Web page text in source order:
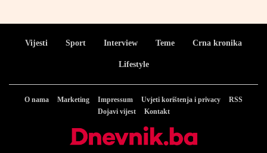
Vijesti Sport Interview Teme Crna kronika
Lifestyle
O nama Marketing Impressum Uvjeti korištenja i privacy
RSS
Dojavi vijest
Kontakt